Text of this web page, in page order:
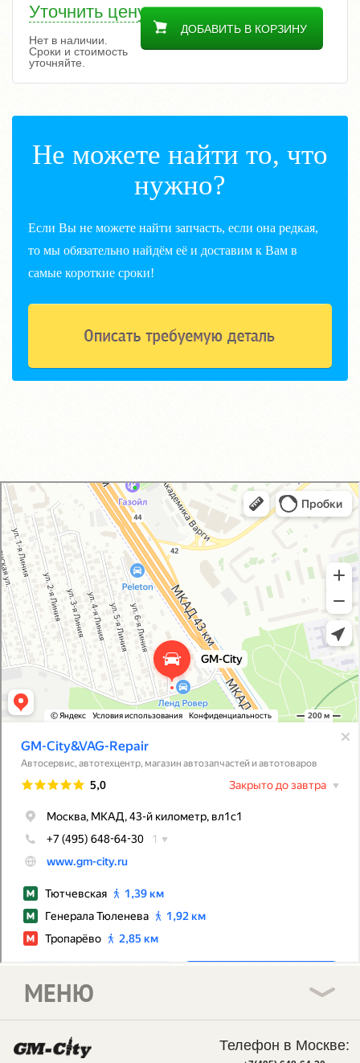
Уточнить цену
ДОБАВИТЬ В КОРЗИНУ
Нет в наличии.
Сроки и стоимость
уточняйте.
Не можете найти то, что
нужно?
Если Вы не можете найти запчасть, если она редкая,
то мы обязательно найдём её и доставим к Вам в
самые короткие сроки!
GM-City&VAG-Repair
Автосервис, автотехцентр в Москве
Магазин автозапчастей и автотоваров в Москве
МЕНЮ
Телефон в Москве: